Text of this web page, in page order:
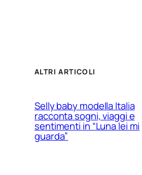
ALTRI ARTICOLI
Selly baby modella Italia
racconta sogni, viaggi e
sentimenti in “Luna lei mi
guarda”